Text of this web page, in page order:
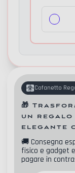
Cofanetto
🎁
un
elegante
🚚 Consegna
fisico e gadget
pagare in